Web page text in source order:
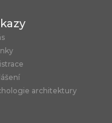
architektury